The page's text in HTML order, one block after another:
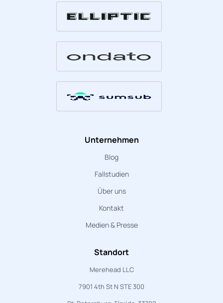
Unternehmen
Blog
Fallstudien
Über uns
Kontakt
Medien & Presse
Standort
Merehead LLC
7901 4th St N STE 300